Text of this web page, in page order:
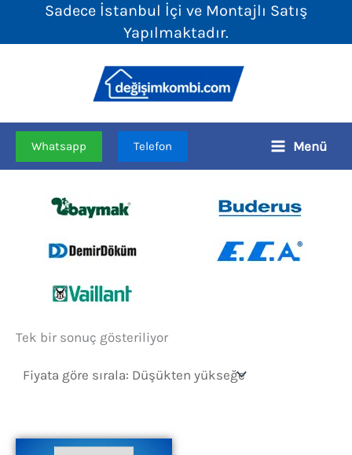
Sadece İstanbul İçi ve Montajlı Satış
Yapılmaktadır.
Whatsapp Telefon Menü
Tek bir sonuç gösteriliyor